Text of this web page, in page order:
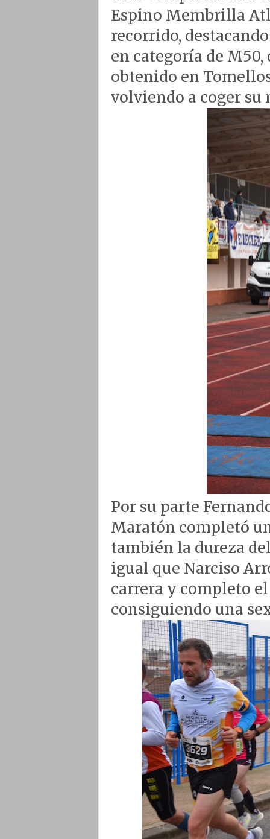
Espino Membrilla
recorrido,
en categoría de
obtenido en
volviendo a coger su
Por su parte
Maratón completó
también la dureza
igual que Narciso
carrera y completo
consiguiendo una